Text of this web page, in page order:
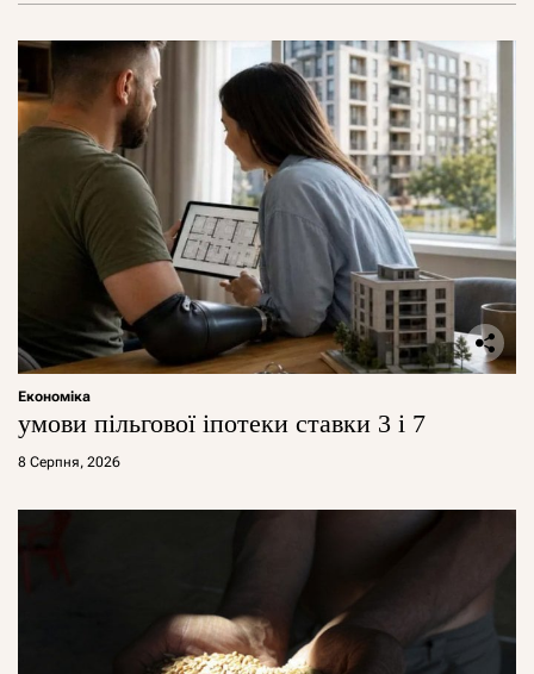
Економіка
умови пільгової іпотеки ставки 3 і 7
8 Серпня, 2026